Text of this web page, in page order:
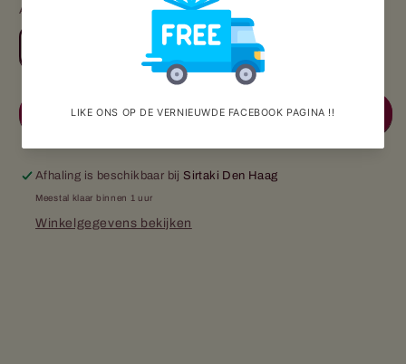
Aantal
wijn
0.7Ltr
Aantal
verhogen
Fles
wijn
0.7Ltr
Aan winkelwagen toevoegen
Afhaling is beschikbaar bijSirtaki Den Haag
Meestal klaar binnen 1 uur
Winkelgegevens bekijken